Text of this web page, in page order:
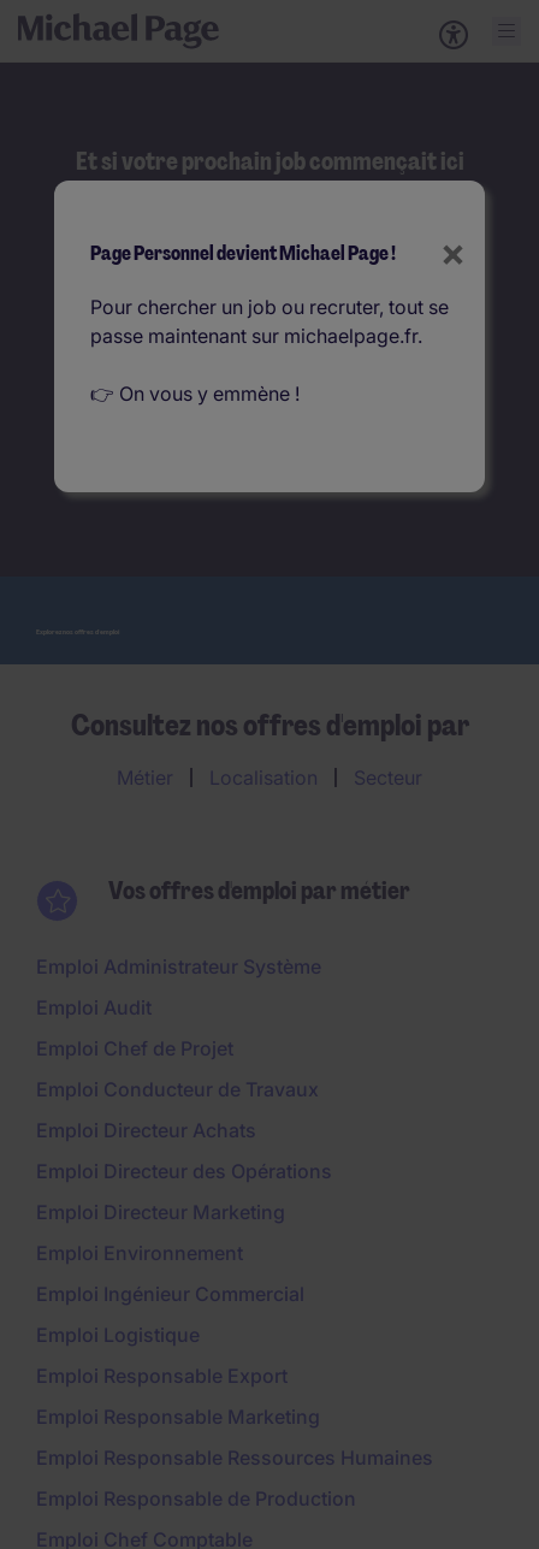
Et si votre prochain job commençait ici
?
Explorez nos offres d'emploi
Consultez nos offres d'emploi par
Métier Localisation Secteur
Vos offres d'emploi par métier
Emploi Administrateur Système
Emploi Audit
Emploi Chef de Projet
Emploi Conducteur de Travaux
Emploi Directeur Achats
Emploi Directeur des Opérations
Emploi Directeur Marketing
Emploi Environnement
Emploi Ingénieur Commercial
Emploi Logistique
Emploi Responsable Export
Emploi Responsable Marketing
Emploi Responsable Ressources Humaines
Emploi Responsable de Production
Emploi Chef Comptable
×
Page Personnel devient Michael Page !
Pour chercher un job ou recruter, tout se
passe maintenant sur michaelpage.fr.
👉 On vous y emmène !